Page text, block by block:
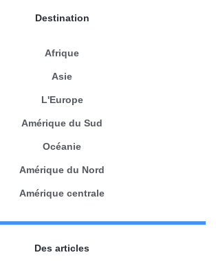
Destination
Afrique
Asie
L'Europe
Amérique du Sud
Océanie
Amérique du Nord
Amérique centrale
Des articles